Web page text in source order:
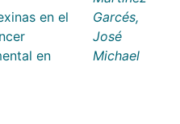
en el
en
Garcés,
José
Michael